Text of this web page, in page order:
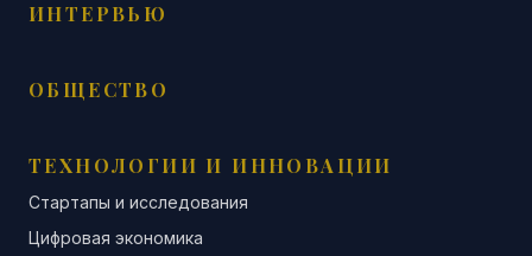
ИНТЕРВЬЮ
ОБЩЕСТВО
ТЕХНОЛОГИИ И ИННОВАЦИИ
Стартапы и исследования
Цифровая экономика